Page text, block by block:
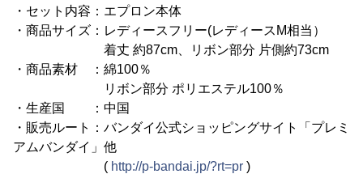
・セット内容：エプロン本体
・商品サイズ：レディースフリー(レディースM相当）
着丈 約87cm、リボン部分 片側約73cm
・商品素材 ：綿100％
リボン部分 ポリエステル100％
・生産国 ：中国
・販売ルート：バンダイ公式ショッピングサイト「プレミ
アムバンダイ」他
( http://p-bandai.jp/?rt=pr )